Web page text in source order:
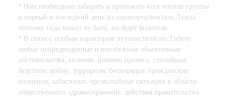
* Нам необходимо забирать и провожать всех членов группы
в первый и последний день из аэропорта/вокзала Лхасы,
поэтому гида может не быть, но будет водитель;
* В связи с особым характером путешествий по Тибету,
любые непредвиденные и неизбежные объективные
обстоятельства, включая, помимо прочего, стихийные
бедствия, войну, терроризм, беспорядки, гражданские
волнения, забастовки, чрезвычайные ситуации в области
общественного здравоохранения, действия правительства,